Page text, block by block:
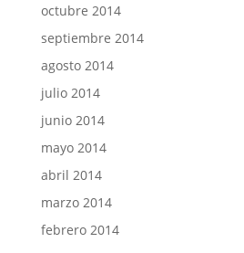
octubre 2014
septiembre 2014
agosto 2014
julio 2014
junio 2014
mayo 2014
abril 2014
marzo 2014
febrero 2014